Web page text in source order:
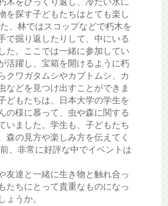
を探す子どもたちはとても楽し
、林ではスコップなどで朽木を
で掘り返したりして、中にいる
た。ここでは一緒に参加してい
活躍し、宝箱を開けるように朽
クワガタムシやカブトムシ、カ
などを見つけ出すことができま
どもたちは、日本大学の学生を
の様に慕って、虫や森に関する
いました。学生も、子どもたち
森の見方や楽しみ方を伝えてく
、非常に好評な中でイベントは
友達と一緒に生き物と触れ合っ
たちにとって貴重なものになっ
うか。